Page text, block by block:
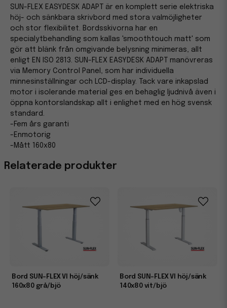
Relaterade produkter
Bord SUN-FLEX VI höj/sänk
160x80 grå/bjö
Bord SUN-FLEX VI höj/sänk
140x80 vit/bjö
SUN-FLEX EASYDESK ADAPT är en komplett serie elektriska
höj- och sänkbara skrivbord med stora valmöjligheter
och stor flexibilitet. Bordsskivorna har en
specialytbehandling som kallas 'smoothtouch matt' som
gör att blänk från omgivande belysning minimeras, allt
enligt EN ISO 2813. SUN-FLEX EASYDESK ADAPT manövreras
via Memory Control Panel, som har individuella
minnesinställningar och LCD-display. Tack vare inkapslad
motor i isolerande material ges en behaglig ljudnivå även i
öppna kontorslandskap allt i enlighet med en hög svensk
standard.
-Fem års garanti
-Enmotorig
-Mått 160x80